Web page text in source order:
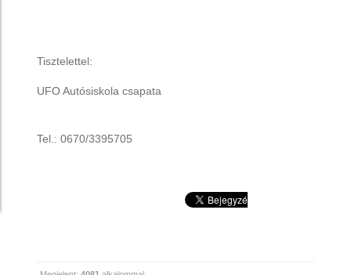
Tisztelettel:
UFO Autósiskola csapata
Tel.: 0670/3395705